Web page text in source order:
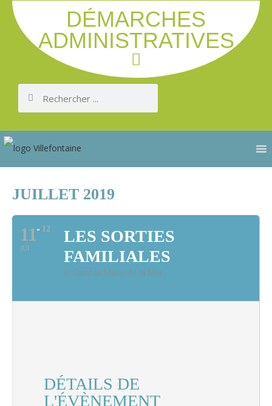
DÉMARCHES
ADMINISTRATIVES
JUILLET 2019
11
JUI
12
LES SORTIES
FAMILIALES
Saintes Marie de la Mer
DÉTAILS DE
L'ÉVÈNEMENT